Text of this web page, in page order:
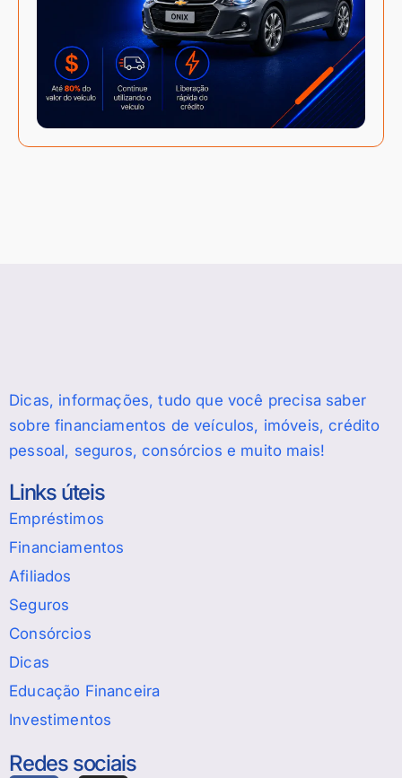
Dicas, informações, tudo que você precisa saber
sobre financiamentos de veículos, imóveis, crédito
pessoal, seguros, consórcios e muito mais!
Links úteis
Empréstimos
Financiamentos
Afiliados
Seguros
Consórcios
Dicas
Educação Financeira
Investimentos
Redes sociais